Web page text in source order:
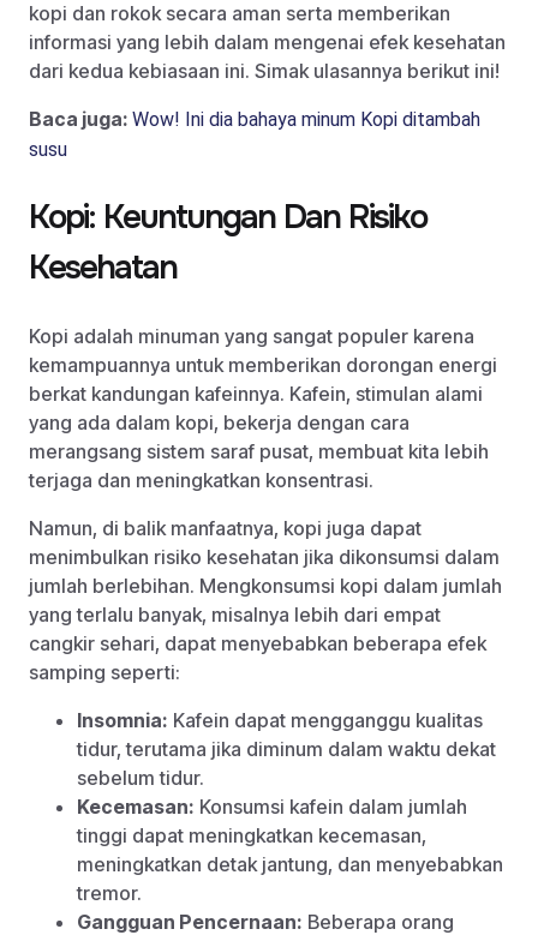
kopi dan rokok secara aman serta memberikan
informasi yang lebih dalam mengenai efek kesehatan
dari kedua kebiasaan ini. Simak ulasannya berikut ini!
Baca juga: Wow! Ini dia bahaya minum Kopi ditambah
susu
Kopi: Keuntungan Dan Risiko
Kesehatan
Kopi adalah minuman yang sangat populer karena
kemampuannya untuk memberikan dorongan energi
berkat kandungan kafeinnya. Kafein, stimulan alami
yang ada dalam kopi, bekerja dengan cara
merangsang sistem saraf pusat, membuat kita lebih
terjaga dan meningkatkan konsentrasi.
Namun, di balik manfaatnya, kopi juga dapat
menimbulkan risiko kesehatan jika dikonsumsi dalam
jumlah berlebihan. Mengkonsumsi kopi dalam jumlah
yang terlalu banyak, misalnya lebih dari empat
cangkir sehari, dapat menyebabkan beberapa efek
samping seperti:
Insomnia: Kafein dapat mengganggu kualitas
tidur, terutama jika diminum dalam waktu dekat
sebelum tidur.
Kecemasan: Konsumsi kafein dalam jumlah
tinggi dapat meningkatkan kecemasan,
meningkatkan detak jantung, dan menyebabkan
tremor.
Gangguan Pencernaan: Beberapa orang